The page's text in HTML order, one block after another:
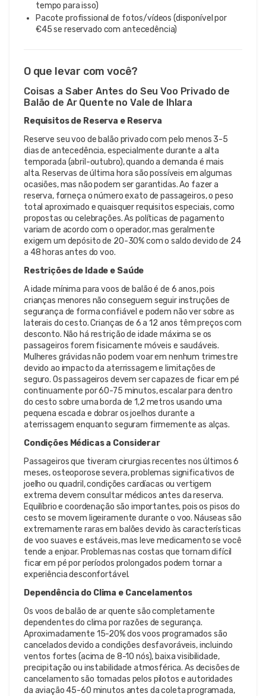
tempo para isso)
Pacote profissional de fotos/vídeos (disponível por
€45 se reservado com antecedência)
O que levar com você?
Coisas a Saber Antes do Seu Voo Privado de
Balão de Ar Quente no Vale de Ihlara
Requisitos de Reserva e Reserva
Reserve seu voo de balão privado com pelo menos 3-5
dias de antecedência, especialmente durante a alta
temporada (abril-outubro), quando a demanda é mais
alta. Reservas de última hora são possíveis em algumas
ocasiões, mas não podem ser garantidas. Ao fazer a
reserva, forneça o número exato de passageiros, o peso
total aproximado e quaisquer requisitos especiais, como
propostas ou celebrações. As políticas de pagamento
variam de acordo com o operador, mas geralmente
exigem um depósito de 20-30% com o saldo devido de 24
a 48 horas antes do voo.
Restrições de Idade e Saúde
A idade mínima para voos de balão é de 6 anos, pois
crianças menores não conseguem seguir instruções de
segurança de forma confiável e podem não ver sobre as
laterais do cesto. Crianças de 6 a 12 anos têm preços com
desconto. Não há restrição de idade máxima se os
passageiros forem fisicamente móveis e saudáveis.
Mulheres grávidas não podem voar em nenhum trimestre
devido ao impacto da aterrissagem e limitações de
seguro. Os passageiros devem ser capazes de ficar em pé
continuamente por 60-75 minutos, escalar para dentro
do cesto sobre uma borda de 1,2 metros usando uma
pequena escada e dobrar os joelhos durante a
aterrissagem enquanto seguram firmemente as alças.
Condições Médicas a Considerar
Passageiros que tiveram cirurgias recentes nos últimos 6
meses, osteoporose severa, problemas significativos de
joelho ou quadril, condições cardíacas ou vertigem
extrema devem consultar médicos antes da reserva.
Equilíbrio e coordenação são importantes, pois os pisos do
cesto se movem ligeiramente durante o voo. Náuseas são
extremamente raras em balões devido às características
de voo suaves e estáveis, mas leve medicamento se você
tende a enjoar. Problemas nas costas que tornam difícil
ficar em pé por períodos prolongados podem tornar a
experiência desconfortável.
Dependência do Clima e Cancelamentos
Os voos de balão de ar quente são completamente
dependentes do clima por razões de segurança.
Aproximadamente 15-20% dos voos programados são
cancelados devido a condições desfavoráveis, incluindo
ventos fortes (acima de 8-10 nós), baixa visibilidade,
precipitação ou instabilidade atmosférica. As decisões de
cancelamento são tomadas pelos pilotos e autoridades
da aviação 45-60 minutos antes da coleta programada,